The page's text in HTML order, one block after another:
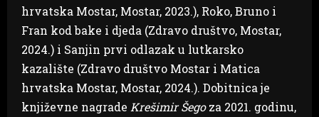
hrvatska Mostar, Mostar, 2023.), Roko, Bruno i
Fran kod bake i djeda (Zdravo društvo, Mostar,
2024.) i Sanjin prvi odlazak u lutkarsko
kazalište (Zdravo društvo Mostar i Matica
hrvatska Mostar, Mostar, 2024.). Dobitnica je
književne nagrade Krešimir Šegoza 2021. godinu,